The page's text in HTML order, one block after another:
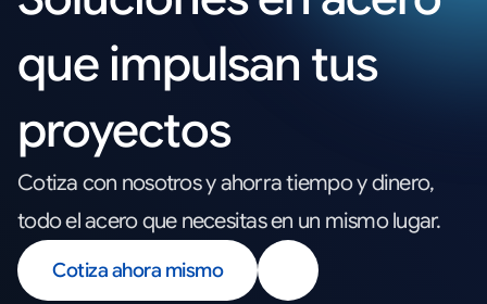
que impulsan tus
proyectos
Cotiza con nosotros y ahorra tiempo y dinero,
todo el acero que necesitas en un mismo lugar.
Cotiza ahora mismo